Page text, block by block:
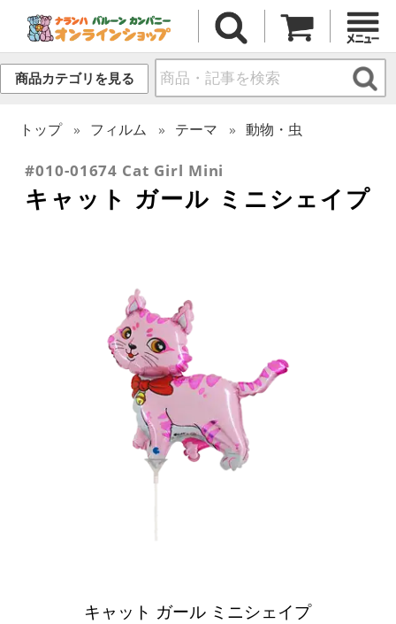
商品カテゴリを見る
トップ フィルム テーマ 動物・虫
#010-01674 Cat Girl Mini
キャット ガール ミニシェイプ
キャット ガール ミニシェイプ